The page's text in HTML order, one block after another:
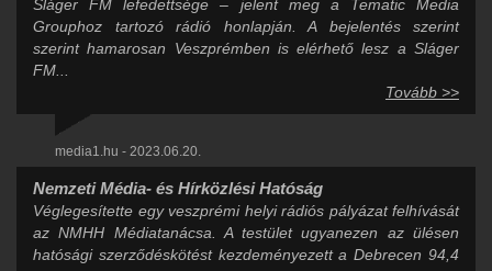
Sláger FM lefedettsége – jelent meg a Tematic Media
Grouphoz tartozó rádió honlapján. A bejelentés szerint
szerint hamarosan Veszprémben is elérhető lesz a Sláger
FM...
Tovább >>
media1.hu - 2023.06.20.
Nemzeti Média- és Hírközlési Hatóság
Véglegesítette egy veszprémi helyi rádiós pályázat felhívását
az NMHH Médiatanácsa. A testület ugyanezen az ülésen
hatósági szerződéskötést kezdeményezett a Debrecen 94,4